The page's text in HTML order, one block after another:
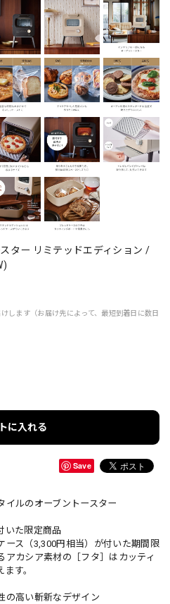
ター リミテッドエディション /
ます（お届け先によって、最短到着日に数日
に入れる
Save
イルのオーブントースター
いた限定商品
ース（3,300円相当）が付いた期間限
アカシア素材の［フタ］はカッティ
す。
の高い斬新なデザイン